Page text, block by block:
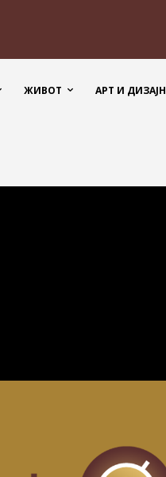
ЖИВОТ АРТ И ДИЗАЈН